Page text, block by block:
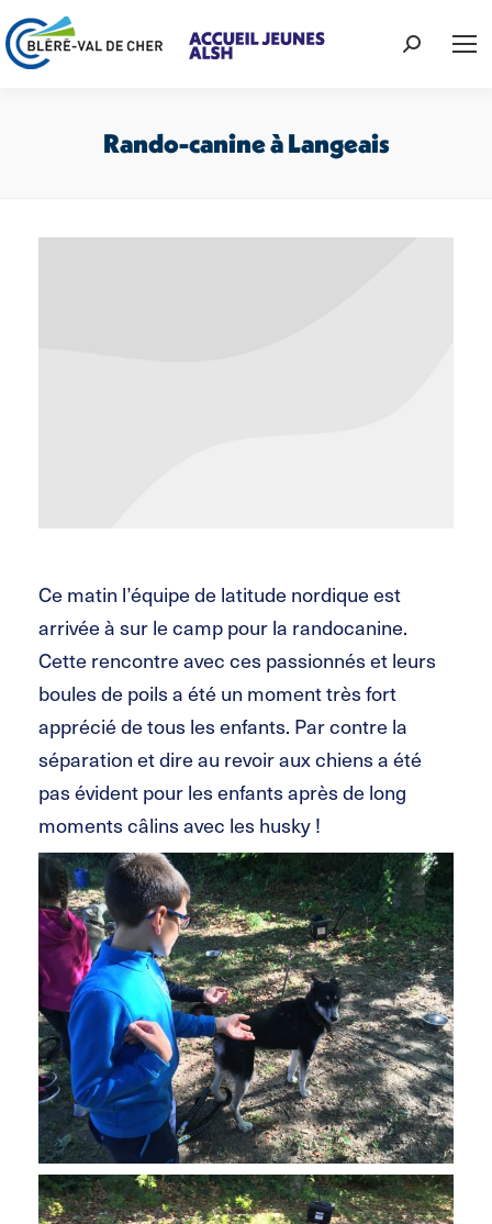
Recherche
Rando-canine à Langeais
Ce matin l’équipe de latitude nordique est
arrivée à sur le camp pour la randocanine.
Cette rencontre avec ces passionnés et leurs
boules de poils a été un moment très fort
apprécié de tous les enfants. Par contre la
séparation et dire au revoir aux chiens a été
pas évident pour les enfants après de long
moments câlins avec les husky !